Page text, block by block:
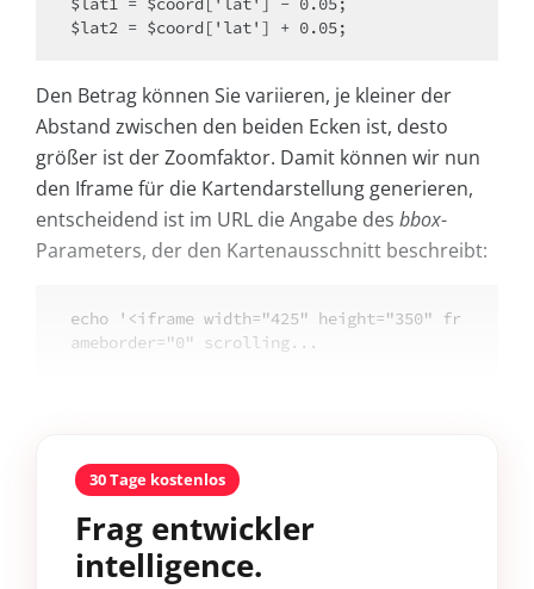
$lat2 = $coord['lat'] + 0.05;
Den Betrag können Sie variieren, je kleiner der
Abstand zwischen den beiden Ecken ist, desto
größer ist der Zoomfaktor. Damit können wir nun
den Iframe für die Kartendarstellung generieren,
entscheidend ist im URL die Angabe des bbox-
Parameters, der den Kartenausschnitt beschreibt:
echo '<iframe width="425" height="350" fr
ameborder="0" scrolling...
30 Tage kostenlos
Frag entwickler
intelligence.